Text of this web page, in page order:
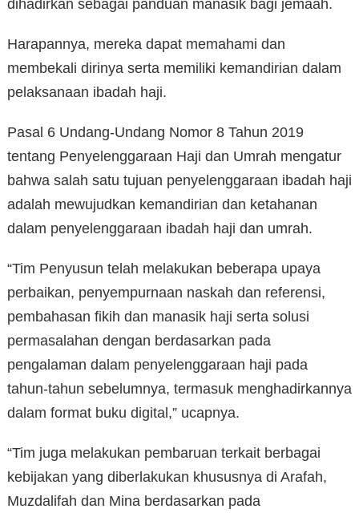
dihadirkan sebagai panduan manasik bagi jemaah.
Harapannya, mereka dapat memahami dan
membekali dirinya serta memiliki kemandirian dalam
pelaksanaan ibadah haji.
Pasal 6 Undang-Undang Nomor 8 Tahun 2019
tentang Penyelenggaraan Haji dan Umrah mengatur
bahwa salah satu tujuan penyelenggaraan ibadah haji
adalah mewujudkan kemandirian dan ketahanan
dalam penyelenggaraan ibadah haji dan umrah.
“Tim Penyusun telah melakukan beberapa upaya
perbaikan, penyempurnaan naskah dan referensi,
pembahasan fikih dan manasik haji serta solusi
permasalahan dengan berdasarkan pada
pengalaman dalam penyelenggaraan haji pada
tahun-tahun sebelumnya, termasuk menghadirkannya
dalam format buku digital,” ucapnya.
“Tim juga melakukan pembaruan terkait berbagai
kebijakan yang diberlakukan khususnya di Arafah,
Muzdalifah dan Mina berdasarkan pada